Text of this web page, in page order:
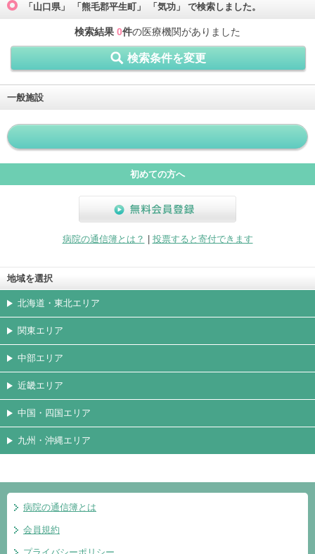
「山口県」 「熊毛郡平生町」 「気功」 で検索しました。
検索結果 0件の医療機関がありました
検索条件を変更
一般施設
初めての方へ
病院の通信簿とは？
投票すると寄付できます
地域を選択
北海道・東北エリア
関東エリア
中部エリア
近畿エリア
中国・四国エリア
九州・沖縄エリア
病院の通信簿とは
会員規約